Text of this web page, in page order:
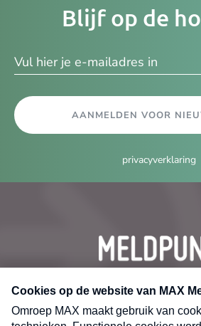
Blijf op de
AANMELDEN VOOR
privacyverklaring
CONTACT